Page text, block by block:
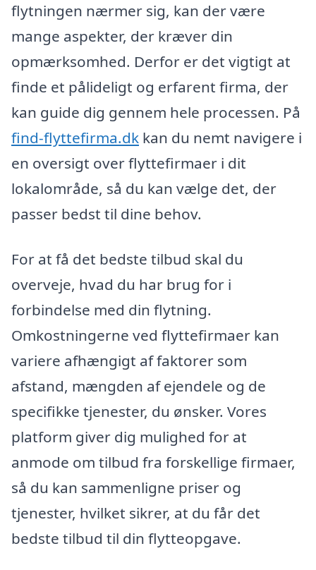
flytningen nærmer sig, kan der være
mange aspekter, der kræver din
opmærksomhed. Derfor er det vigtigt at
finde et pålideligt og erfarent firma, der
kan guide dig gennem hele processen. På
find-flyttefirma.dk kan du nemt navigere i
en oversigt over flyttefirmaer i dit
lokalområde, så du kan vælge det, der
passer bedst til dine behov.
For at få det bedste tilbud skal du
overveje, hvad du har brug for i
forbindelse med din flytning.
Omkostningerne ved flyttefirmaer kan
variere afhængigt af faktorer som
afstand, mængden af ejendele og de
specifikke tjenester, du ønsker. Vores
platform giver dig mulighed for at
anmode om tilbud fra forskellige firmaer,
så du kan sammenligne priser og
tjenester, hvilket sikrer, at du får det
bedste tilbud til din flytteopgave.